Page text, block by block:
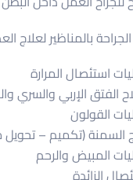
بالمناظير لعلاج
استئصال المرارة
الفتق الإربي والسري
القولون
السمنة (تكميم – تحويل
المبيض والرحم
الزائدة